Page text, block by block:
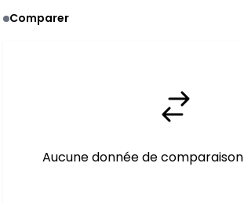
Comparer
Aucune donnée de